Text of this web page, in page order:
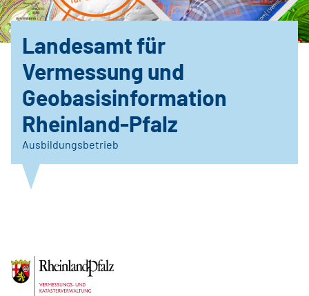
Landesamt für
Vermessung und
Geobasisinformation
Rheinland-Pfalz
Ausbildungsbetrieb